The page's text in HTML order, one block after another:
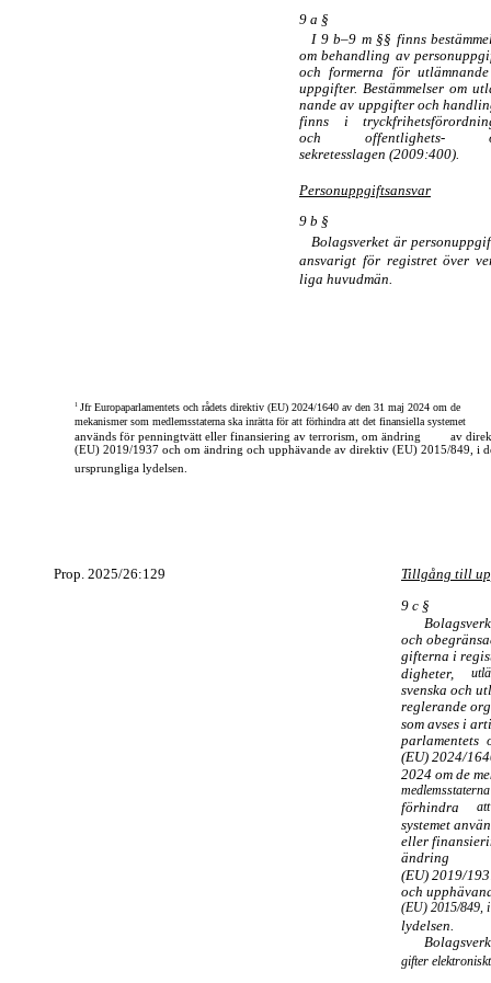
9 a §
I 9 b–9 m §§ finns
om behandling av
och formerna för
uppgifter. Bestämmelser om
nande av uppgifter och
finns i
och offentlighets-
sekretesslagen (2009:400).
Personuppgiftsansvar
9 b §
Bolagsverket är
ansvarigt för registret över
liga huvudmän.
1 Jfr Europaparlamentets och rådets direktiv (EU) 2024/1640 av den 31 maj 2024 om de
mekanismer som medlemsstaterna ska inrätta för att förhindra att det finansiella systemet
används för penningtvätt eller finansiering av terrorism, om ändring
av
(EU) 2019/1937 och om ändring och upphävande av direktiv (EU) 2015/849, i
ursprungliga lydelsen.
Prop. 2025/26:129
Tillgång till
9 c §
och
gifterna i
digheter,
svenska och
reglerande
som avses i
parlamentets
(EU) 2024/
2024 om de
förhindra att
systemet
eller
ändring
(EU) 2019/
och
(EU) 2015/849,
lydelsen.
gifter